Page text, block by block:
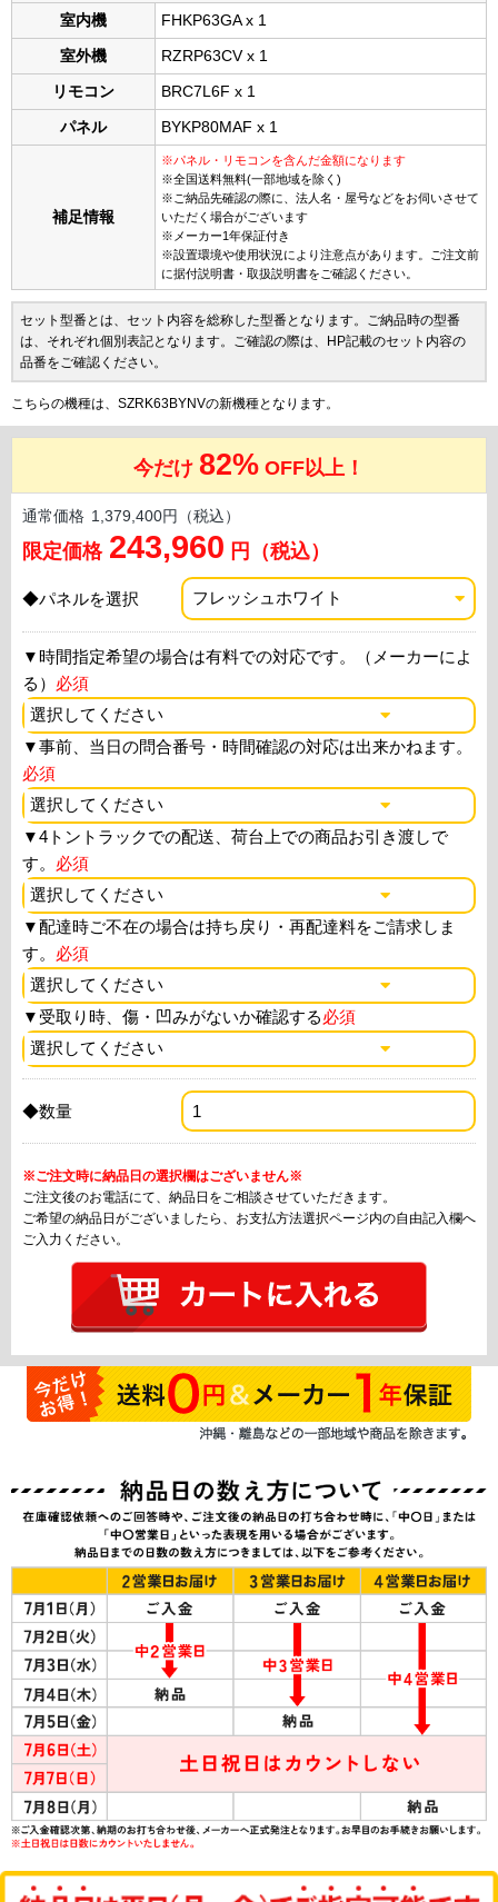
室内機 FHKP63GA x 1
室外機 RZRP63CV x 1
リモコン BRC7L6F x 1
パネル BYKP80MAF x 1
補足情報
※パネル・リモコンを含んだ金額になります
※全国送料無料(一部地域を除く)
※ご納品先確認の際に、法人名・屋号などをお伺いさせて
いただく場合がございます
※メーカー1年保証付き
※設置環境や使用状況により注意点があります。ご注文前
に据付説明書・取扱説明書をご確認ください。
セット型番とは、セット内容を総称した型番となります。ご納品時の型番
は、それぞれ個別表記となります。ご確認の際は、HP記載のセット内容の
品番をご確認ください。
こちらの機種は、SZRK63BYNVの新機種となります。
今だけ 82% OFF以上！
通常価格 1,379,400円（税込）
限定価格 243,960 円（税込）
◆パネルを選択
▼時間指定希望の場合は有料での対応です。（メーカーによ
る） 必須
▼事前、当日の問合番号・時間確認の対応は出来かねます。
必須
▼4トントラックでの配送、荷台上での商品お引き渡しで
す。 必須
▼配達時ご不在の場合は持ち戻り・再配達料をご請求しま
す。 必須
▼ 受取り時、傷・凹みがないか確認する必須
◆数量
※ご注文時に納品日の選択欄はございません※
ご注文後のお電話にて、納品日をご相談させていただきます。
ご希望の納品日がございましたら、お支払方法選択ページ内の自由記入欄へ
ご入力ください。